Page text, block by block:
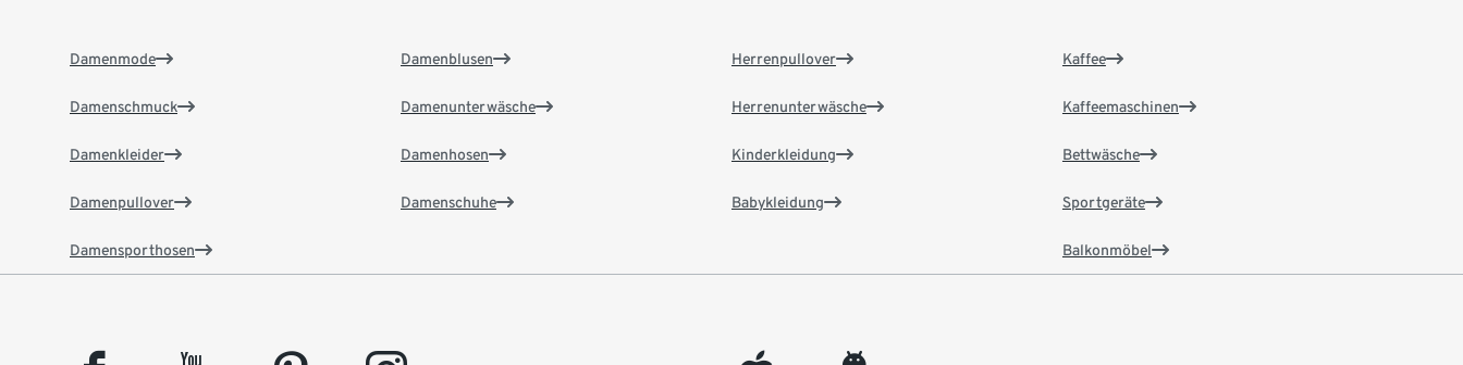
Damenmode
Damenschmuck
Damenkleider
Damenpullover
Damensporthosen
Damenblusen
Damenunterwäsche
Damenhosen
Damenschuhe
Herrenpullover
Herrenunterwäsche
Kinderkleidung
Babykleidung
Kaffee
Kaffeemaschinen
Bettwäsche
Sportgeräte
Balkonmöbel